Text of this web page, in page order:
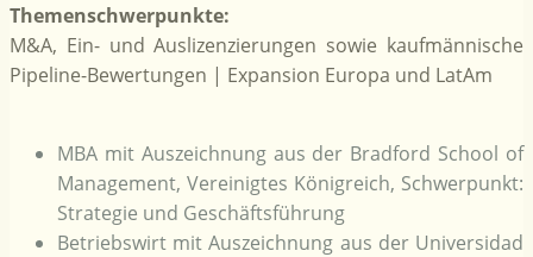
Themenschwerpunkte:
M&A, Ein- und Auslizenzierungen sowie kaufmännische
Pipeline-Bewertungen | Expansion Europa und LatAm
MBA mit Auszeichnung aus der Bradford School of
Management, Vereinigtes Königreich, Schwerpunkt:
Strategie und Geschäftsführung
Betriebswirt mit Auszeichnung aus der Universidad